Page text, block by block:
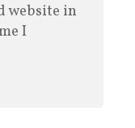
website in
I